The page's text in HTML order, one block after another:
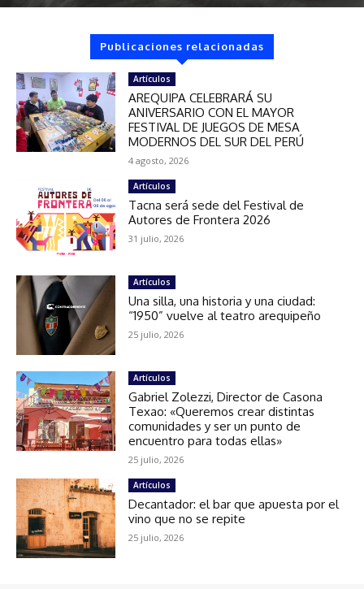
Publicaciones relacionadas
Artículos
AREQUIPA CELEBRARÁ SU
ANIVERSARIO CON EL MAYOR
FESTIVAL DE JUEGOS DE MESA
MODERNOS DEL SUR DEL PERÚ
4 agosto, 2026
Artículos
Tacna será sede del Festival de
Autores de Frontera 2026
31 julio, 2026
Artículos
Una silla, una historia y una ciudad:
“1950” vuelve al teatro arequipeño
25 julio, 2026
Artículos
Gabriel Zolezzi, Director de Casona
Texao: «Queremos crear distintas
comunidades y ser un punto de
encuentro para todas ellas»
25 julio, 2026
Artículos
Decantador: el bar que apuesta por el
vino que no se repite
25 julio, 2026